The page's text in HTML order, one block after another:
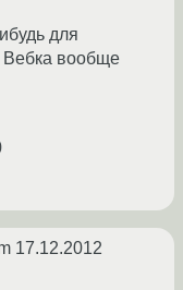
для
Вебка вообще
17.12.2012